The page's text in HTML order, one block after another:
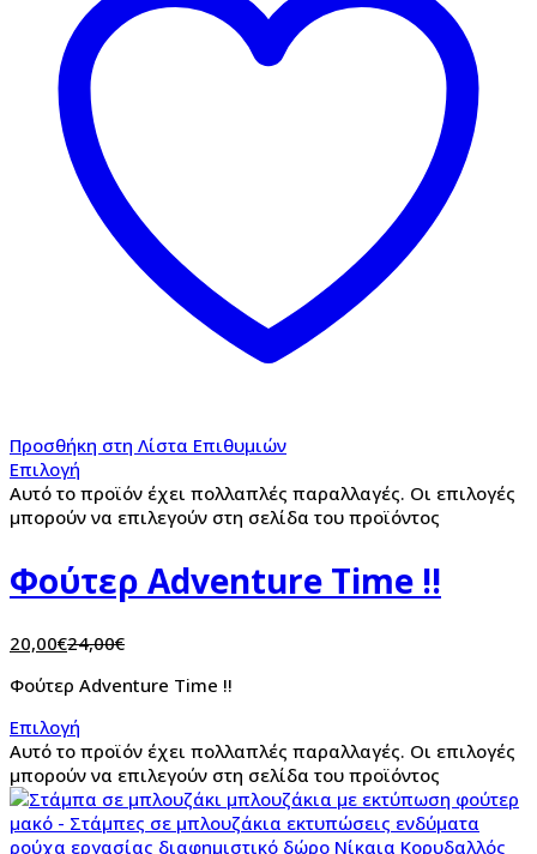
Προσθήκη στη Λίστα Επιθυμιών
Επιλογή
Αυτό το προϊόν έχει πολλαπλές παραλλαγές. Οι επιλογές
μπορούν να επιλεγούν στη σελίδα του προϊόντος
Φούτερ Adventure Time !!
20,00€24,00€
Φούτερ Adventure Time !!
Επιλογή
Αυτό το προϊόν έχει πολλαπλές παραλλαγές. Οι επιλογές
μπορούν να επιλεγούν στη σελίδα του προϊόντος